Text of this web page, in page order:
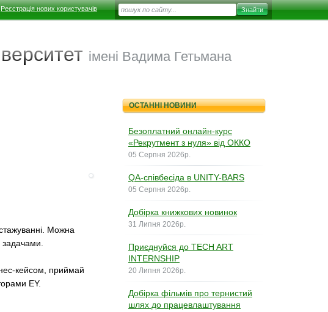
Реєстрація нових користувачів
імені Вадима Гетьмана
Можна
кейсом, приймай
EY.
ОСТАННІ НОВИНИ
Безоплатний онлайн-курс
«Рекрутмент з нуля» від ОККО
05 Серпня 2026р.
QA-співбесіда в UNITY-BARS
05 Серпня 2026р.
Добірка книжкових новинок
31 Липня 2026р.
Приєднуйся до TECH ART
INTERNSHIP
20 Липня 2026р.
Добірка фільмів про тернистий
шлях до працевлаштування